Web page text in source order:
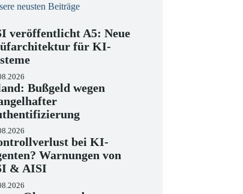
neusten Beiträge
veröffentlicht A5: Neue
für KI-
Bußgeld wegen
bei KI-
Warnungen von
& AISI